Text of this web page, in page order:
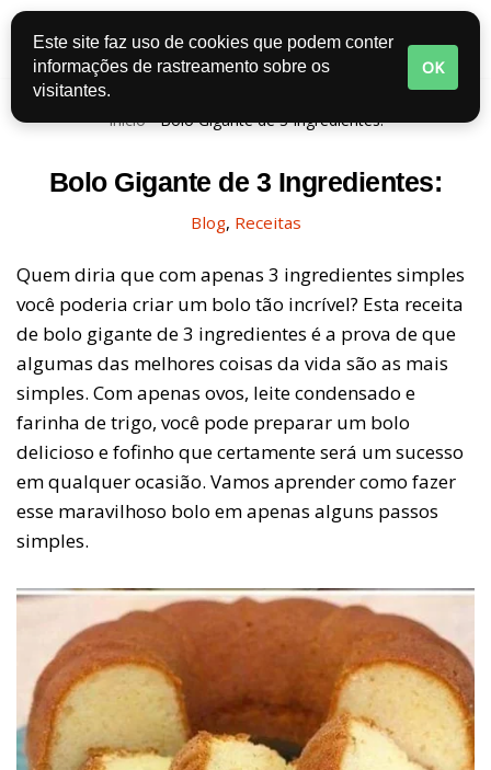
Pular
para
o
Início-Bolo Gigante de 3 Ingredientes:
Bolo Gigante de 3 Ingredientes:
Blog, Receitas
Quem diria que com apenas 3 ingredientes simples
você poderia criar um bolo tão incrível? Esta receita
de bolo gigante de 3 ingredientes é a prova de que
algumas das melhores coisas da vida são as mais
simples. Com apenas ovos, leite condensado e
farinha de trigo, você pode preparar um bolo
delicioso e fofinho que certamente será um sucesso
em qualquer ocasião. Vamos aprender como fazer
esse maravilhoso bolo em apenas alguns passos
simples.
Este site faz uso de cookies que podem conter
informações de rastreamento sobre os
visitantes.
OK